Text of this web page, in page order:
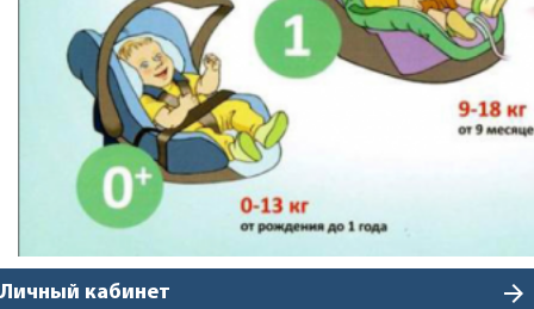
Личный кабинет arrow_forward